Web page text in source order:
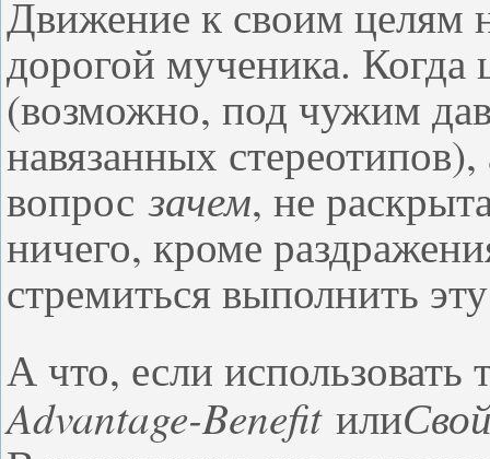
Движение к своим целям
дорогой мученика. Когда
(возможно, под чужим
навязанных
вопросзачем, не
ничего, кроме
стремиться выполнить
А что, если использовать
Advantage-Benefitили